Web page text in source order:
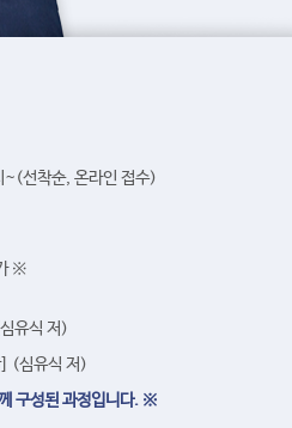
선착순, 온라인 접수)
※
유식 저)
(심유식 저)
구성된 과정입니다. ※